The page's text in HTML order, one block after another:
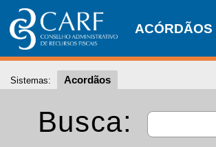
ACÓRDÃOS
Sistemas: Acordãos
Busca: